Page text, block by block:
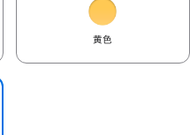
黄色